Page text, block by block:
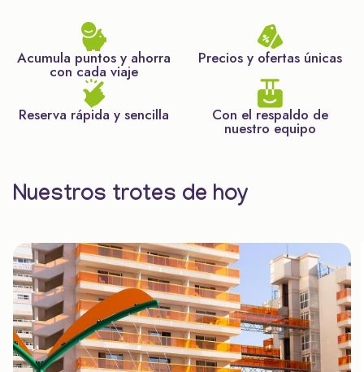
Acumula puntos y ahorra
con cada viaje
Precios y ofertas únicas
Reserva rápida y sencilla Con el respaldo de
nuestro equipo
Nuestros trotes de hoy